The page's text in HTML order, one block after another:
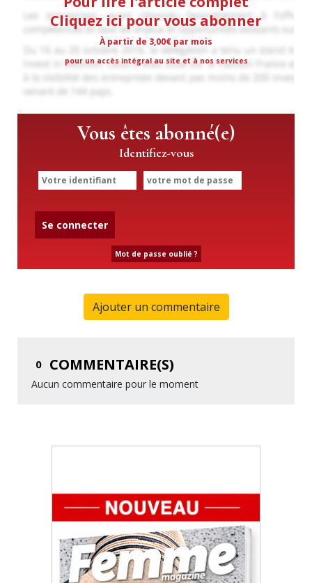
Cliquez ici pour vous abonner
À partir de 3,00€ par mois
pour un accès intégral au site et à nos services
Vous êtes abonné(e)
Identifiez-vous
Se connecter
Mot de passe oublié ?
Ajouter un commentaire
0 COMMENTAIRE(S)
Aucun commentaire pour le moment